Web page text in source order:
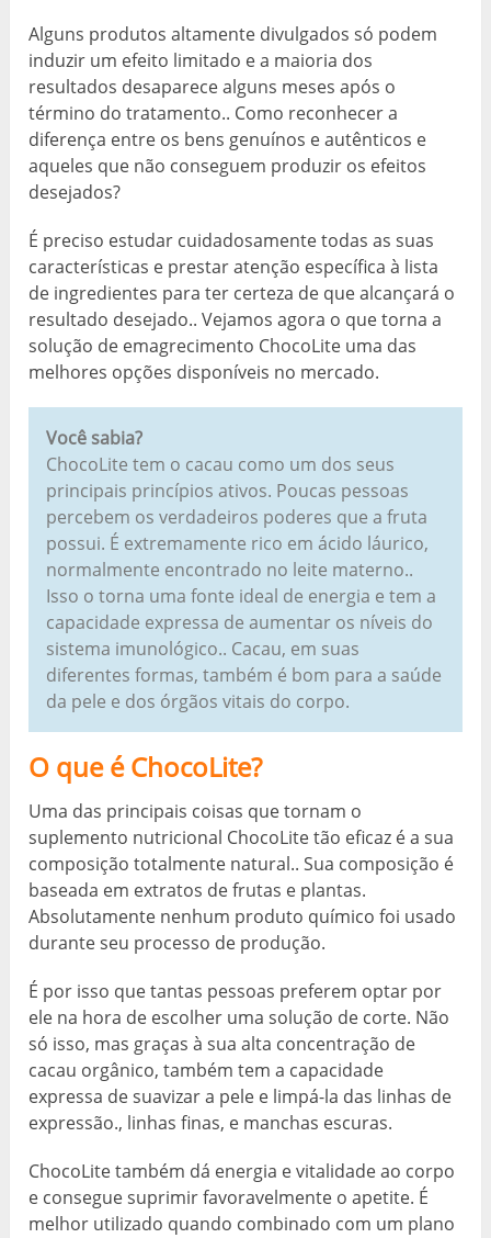
Alguns produtos altamente divulgados só podem
induzir um efeito limitado e a maioria dos
resultados desaparece alguns meses após o
término do tratamento.. Como reconhecer a
diferença entre os bens genuínos e autênticos e
aqueles que não conseguem produzir os efeitos
desejados?
É preciso estudar cuidadosamente todas as suas
características e prestar atenção específica à lista
de ingredientes para ter certeza de que alcançará o
resultado desejado.. Vejamos agora o que torna a
solução de emagrecimento ChocoLite uma das
melhores opções disponíveis no mercado.
Você sabia?
ChocoLite tem o cacau como um dos seus
principais princípios ativos. Poucas pessoas
percebem os verdadeiros poderes que a fruta
possui. É extremamente rico em ácido láurico,
normalmente encontrado no leite materno..
Isso o torna uma fonte ideal de energia e tem a
capacidade expressa de aumentar os níveis do
sistema imunológico.. Cacau, em suas
diferentes formas, também é bom para a saúde
da pele e dos órgãos vitais do corpo.
O que é ChocoLite?
Uma das principais coisas que tornam o
suplemento nutricional ChocoLite tão eficaz é a sua
composição totalmente natural.. Sua composição é
baseada em extratos de frutas e plantas.
Absolutamente nenhum produto químico foi usado
durante seu processo de produção.
É por isso que tantas pessoas preferem optar por
ele na hora de escolher uma solução de corte. Não
só isso, mas graças à sua alta concentração de
cacau orgânico, também tem a capacidade
expressa de suavizar a pele e limpá-la das linhas de
expressão., linhas finas, e manchas escuras.
ChocoLite também dá energia e vitalidade ao corpo
e consegue suprimir favoravelmente o apetite. É
melhor utilizado quando combinado com um plano